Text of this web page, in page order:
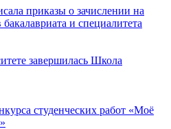
приказы о зачислении на
и специалитета
завершилась Школа
студенческих работ «Моё